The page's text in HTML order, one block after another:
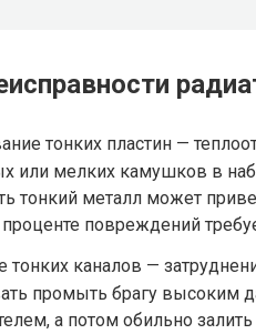
тонких пластин —
или мелких камушков в
тонкий металл может
повреждений
тонких каналов —
промыть брагу высоким
а потом обильно